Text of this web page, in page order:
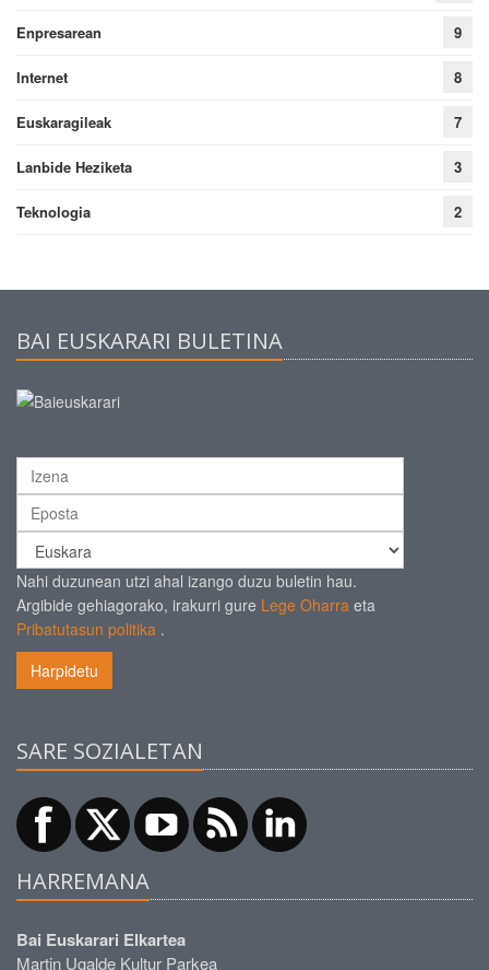
Enpresarean 9
Internet 8
Euskaragileak 7
Lanbide Heziketa 3
Teknologia 2
BAI EUSKARARI BULETINA
Nahi duzunean utzi ahal izango duzu buletin hau.
Argibide gehiagorako, irakurri gure Lege Oharra eta
Pribatutasun politika .
Harpidetu
SARE SOZIALETAN
HARREMANA
Bai Euskarari Elkartea
Martin Ugalde Kultur Parkea